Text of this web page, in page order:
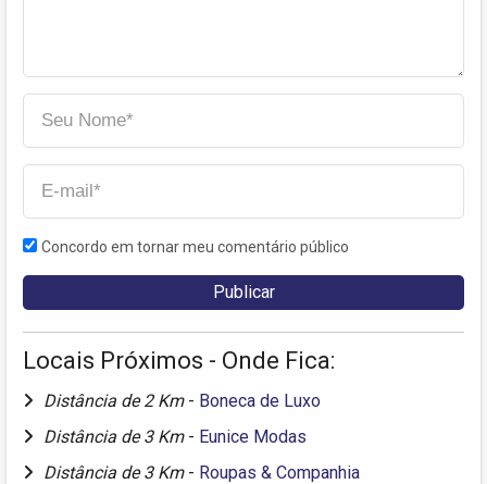
Concordo em tornar meu comentário público
Locais Próximos - Onde Fica:
Distância de 2 Km - Boneca de Luxo
Distância de 3 Km - Eunice Modas
Distância de 3 Km - Roupas & Companhia